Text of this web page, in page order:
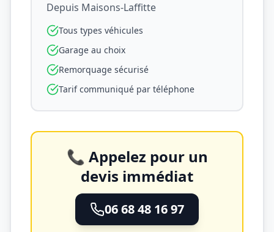
Depuis Maisons-Laffitte
Tous types véhicules
Garage au choix
Remorquage sécurisé
Tarif communiqué par téléphone
📞 Appelez pour un
devis immédiat
06 68 48 16 97